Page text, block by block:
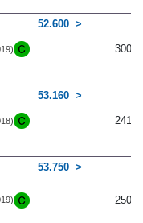
52.600
300
53.160
241
53.750
250